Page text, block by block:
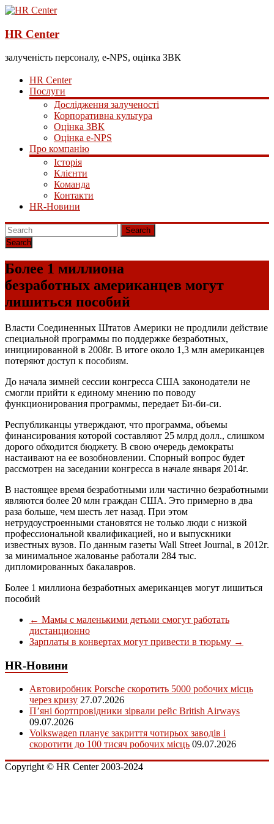
HR Center
залученість персоналу, e-NPS, оцінка ЗВК
HR Center
Послуги
Дослідження залученості
Корпоративна культура
Оцінка ЗВК
Оцінка e-NPS
Про компанію
Історія
Клієнти
Команда
Контакти
HR-Новини
Search
Более 1 миллиона
безработных американцев могут
лишиться пособий
Власти Соединенных Штатов Америки не продлили действие
специальной программы по поддержке безработных,
инициированной в 2008г. В итоге около 1,3 млн американцев
потеряют доступ к пособиям.
До начала зимней сессии конгресса США законодатели не
смогли прийти к единому мнению по поводу
функционирования программы, передает Би-би-си.
Республиканцы утверждают, что программа, объемы
финансирования которой составляют 25 млрд долл., слишком
дорого обходится бюджету. В свою очередь демократы
настаивают на ее возобновлении. Спорный вопрос будет
рассмотрен на заседании конгресса в начале января 2014г.
В настоящее время безработными или частично безработными
являются более 20 млн граждан США. Это примерно в два
раза больше, чем шесть лет назад. При этом
нетрудоустроенными становятся не только люди с низкой
профессиональной квалификацией, но и выпускники
известных вузов. По данным газеты Wall Street Journal, в 2012г.
за минимальное жалованье работали 284 тыс.
дипломированных бакалавров.
Более 1 миллиона безработных американцев могут лишиться
пособий
← Мамы с маленькими детьми смогут работать
дистанционно
Зарплаты в конвертах могут привести в тюрьму →
HR-Новини
Автовиробник Porsche скоротить 5000 робочих місць
через кризу 27.07.2026
П’яні бортпровідники зірвали рейс British Airways
09.07.2026
Volkswagen планує закриття чотирьох заводів і
скоротити до 100 тисяч робочих місць 09.07.2026
Copyright © HR Center 2003-2024